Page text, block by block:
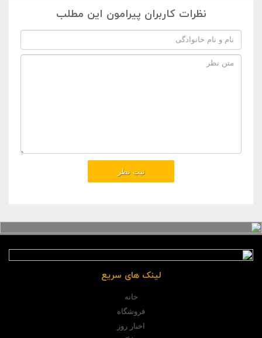
نظرات کاربران پیرامون این مطلب
لینک های سریع
خانه
فروشگاه
اخبار روز